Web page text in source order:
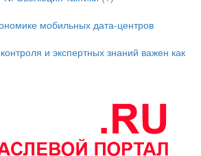
мобильных дата-центров
и экспертных знаний важен как